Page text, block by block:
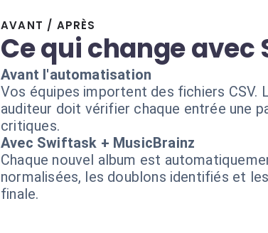
AVANT / APRÈS
Ce qui change avec
Avant l'automatisation
Vos équipes importent des fichiers CSV.
auditeur doit vérifier chaque entrée une
critiques.
Avec Swiftask + MusicBrainz
Chaque nouvel album est
normalisées, les doublons identifiés et
finale.